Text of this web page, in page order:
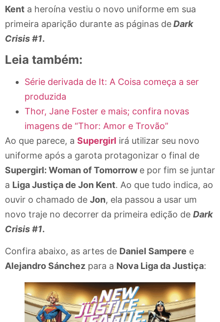
Kent a heroína vestiu o novo uniforme em sua
primeira aparição durante as páginas deDark
Crisis #1.
Leia também:
Série derivada de It: A Coisa começa a ser
produzida
Thor, Jane Foster e mais; confira novas
imagens de “Thor: Amor e Trovão”
Ao que parece, a Supergirl irá utilizar seu novo
uniforme após a garota protagonizar o final de
Supergirl: Woman of Tomorrow e por fim se juntar
a Liga Justiça de Jon Kent. Ao que tudo indica, ao
ouvir o chamado de Jon, ela passou a usar um
novo traje no decorrer da primeira edição de Dark
Crisis #1.
Confira abaixo, as artes de Daniel Sampere e
Alejandro Sánchez para a Nova Liga da Justiça: